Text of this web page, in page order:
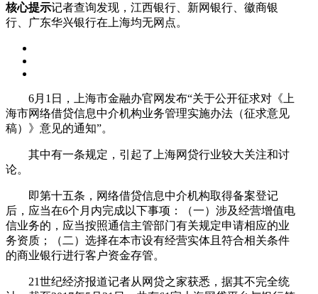
核心提示记者查询发现，江西银行、新网银行、徽商银
行、广东华兴银行在上海均无网点。
6月1日，上海市金融办官网发布“关于公开征求对《上
海市网络借贷信息中介机构业务管理实施办法（征求意见
稿）》意见的通知”。
其中有一条规定，引起了上海网贷行业较大关注和讨
论。
即第十五条，网络借贷信息中介机构取得备案登记
后，应当在6个月内完成以下事项：（一）涉及经营增值电
信业务的，应当按照通信主管部门有关规定申请相应的业
务资质；（二）选择在本市设有经营实体且符合相关条件
的商业银行进行客户资金存管。
21世纪经济报道记者从网贷之家获悉，据其不完全统